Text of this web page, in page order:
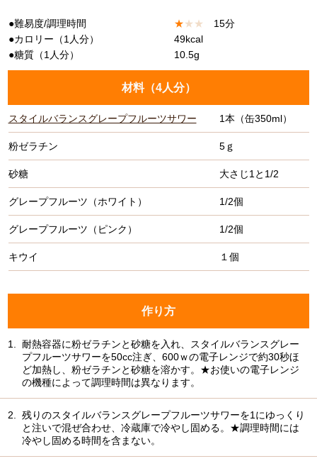
●難易度/調理時間 ★★ ★
15分
●カロリー（1人分）
49kcal
●糖質（1人分）
10.5g
材料（4人分）
スタイルバランスグレープフルーツサワー 1本（缶350ml）
粉ゼラチン 5ｇ
砂糖 大さじ1と1/2
グレープフルーツ（ホワイト） 1/2個
グレープフルーツ（ピンク） 1/2個
キウイ １個
作り方
1.
耐熱容器に粉ゼラチンと砂糖を入れ、スタイルバランスグレー
プフルーツサワーを50cc注ぎ、600ｗの電子レンジで約30秒ほ
ど加熱し、粉ゼラチンと砂糖を溶かす。★お使いの電子レンジ
の機種によって調理時間は異なります。
2.
残りのスタイルバランスグレープフルーツサワーを1にゆっくり
と注いで混ぜ合わせ、冷蔵庫で冷やし固める。★調理時間には
冷やし固める時間を含まない。